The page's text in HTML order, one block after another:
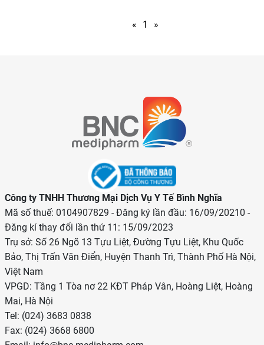
« 1 »
Công ty TNHH Thương Mại Dịch Vụ Y Tế Bình Nghĩa
Mã số thuế: 0104907829 - Đăng ký lần đầu: 16/09/20210 -
Đăng kí thay đổi lần thứ 11: 15/09/2023
Trụ sở: Số 26 Ngõ 13 Tựu Liệt, Đường Tựu Liệt, Khu Quốc
Bảo, Thị Trấn Văn Điển, Huyện Thanh Trì, Thành Phố Hà Nội,
Việt Nam
VPGD: Tầng 1 Tòa nơ 22 KĐT Pháp Vân, Hoàng Liệt, Hoàng
Mai, Hà Nội
Tel: (024) 3683 0838
Fax: (024) 3668 6800